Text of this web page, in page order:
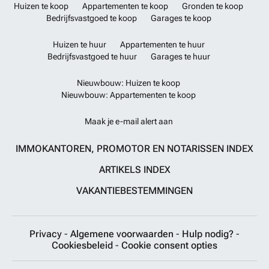
Huizen te koop Appartementen te koop
Gronden te koop
Bedrijfsvastgoed te koop
Garages te koop
Huizen te huur
Appartementen te huur
Bedrijfsvastgoed te huur
Garages te huur
Nieuwbouw: Huizen te koop
Nieuwbouw: Appartementen te koop
Maak je e-mail alert aan
IMMOKANTOREN, PROMOTOR EN NOTARISSEN INDEX
ARTIKELS INDEX
VAKANTIEBESTEMMINGEN
Privacy - Algemene voorwaarden - Hulp nodig? -
Cookiesbeleid - Cookie consent opties